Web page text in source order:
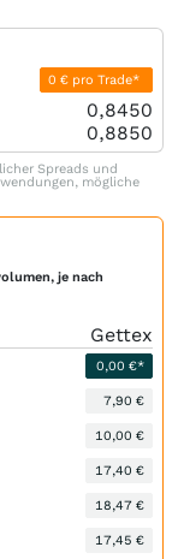
0 € pro Trade*
0,8450
0,8850
Spreads und
mögliche
je nach
Gettex
0,00 €*
7,90 €
10,00 €
17,40 €
18,47 €
17,45 €